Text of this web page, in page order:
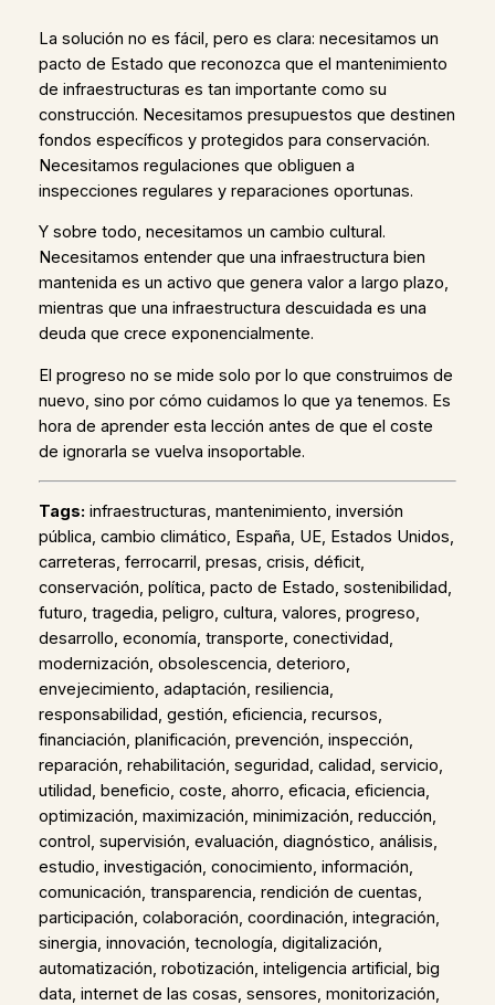
La solución no es fácil, pero es clara: necesitamos un
pacto de Estado que reconozca que el mantenimiento
de infraestructuras es tan importante como su
construcción. Necesitamos presupuestos que destinen
fondos específicos y protegidos para conservación.
Necesitamos regulaciones que obliguen a
inspecciones regulares y reparaciones oportunas.
Y sobre todo, necesitamos un cambio cultural.
Necesitamos entender que una infraestructura bien
mantenida es un activo que genera valor a largo plazo,
mientras que una infraestructura descuidada es una
deuda que crece exponencialmente.
El progreso no se mide solo por lo que construimos de
nuevo, sino por cómo cuidamos lo que ya tenemos. Es
hora de aprender esta lección antes de que el coste
de ignorarla se vuelva insoportable.
Tags: infraestructuras, mantenimiento, inversión
pública, cambio climático, España, UE, Estados Unidos,
carreteras, ferrocarril, presas, crisis, déficit,
conservación, política, pacto de Estado, sostenibilidad,
futuro, tragedia, peligro, cultura, valores, progreso,
desarrollo, economía, transporte, conectividad,
modernización, obsolescencia, deterioro,
envejecimiento, adaptación, resiliencia,
responsabilidad, gestión, eficiencia, recursos,
financiación, planificación, prevención, inspección,
reparación, rehabilitación, seguridad, calidad, servicio,
utilidad, beneficio, coste, ahorro, eficacia, eficiencia,
optimización, maximización, minimización, reducción,
control, supervisión, evaluación, diagnóstico, análisis,
estudio, investigación, conocimiento, información,
comunicación, transparencia, rendición de cuentas,
participación, colaboración, coordinación, integración,
sinergia, innovación, tecnología, digitalización,
automatización, robotización, inteligencia artificial, big
data, internet de las cosas, sensores, monitorización,